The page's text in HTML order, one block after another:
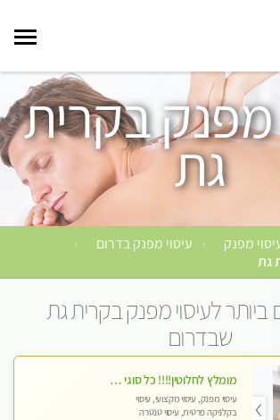
מפנק בקרית
גת
מפנק › עיסוי מפנק בדרום ›
גת
ביותר לעיסוי מפנק בקרית גת
שבדרום
מומלץ לחלוטין!!!! כל סוגי העיסויים מעסה מקצועית ואיכותית פרטי!!!
עיסוי מפנק, עיסוי מקצועי, עיסוי
בקלניקה פרטית, עיסוי טנטרה